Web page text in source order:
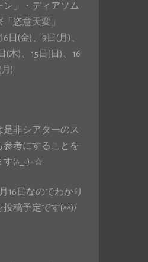
ン」・ディアソム
「恣意天変」
6日(金)、9日(月)、
(木)、15日(日)、16
月)
是非シアターのス
参考にすることを
す(^_-)-☆
16日なのでわかり
投稿予定です(^^)/